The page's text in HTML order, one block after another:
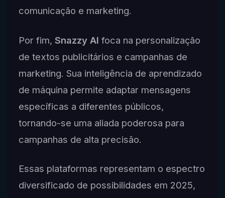
comunicação e marketing.
Por fim, Snazzy AI foca na personalização
de textos publicitários e campanhas de
marketing. Sua inteligência de aprendizado
de máquina permite adaptar mensagens
específicas a diferentes públicos,
tornando-se uma aliada poderosa para
campanhas de alta precisão.
Essas plataformas representam o espectro
diversificado de possibilidades em 2025,